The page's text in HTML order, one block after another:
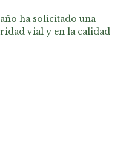
ha solicitado una
vial y en la calidad